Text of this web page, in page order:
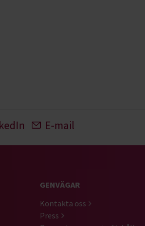
E-mail
GENVÄGAR
Kontakta oss
Press